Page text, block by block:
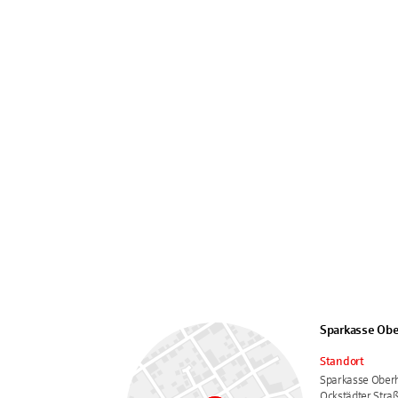
Sparkasse
Standort
Sparkasse